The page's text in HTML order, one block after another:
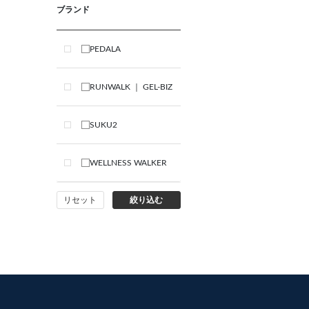
ブランド
PEDALA
RUNWALK ｜ GEL-BIZ
SUKU2
WELLNESS WALKER
リセット 絞り込む